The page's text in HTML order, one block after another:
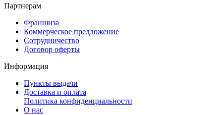
Партнерам
Франшиза
Коммерческое предложение
Сотрудничество
Договор оферты
Информация
Пункты выдачи
Доставка и оплата
Политика конфиденциальности
О нас